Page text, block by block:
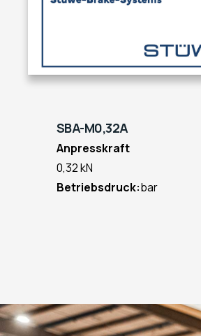
SBA-M0,32A
Anpresskraft
0,32 kN
Betriebsdruck:bar